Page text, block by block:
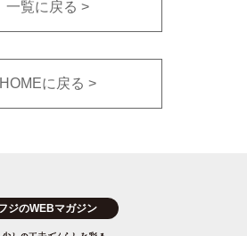
一覧に戻る
HOMEに戻る